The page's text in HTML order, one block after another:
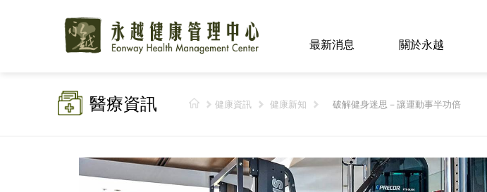
最新消息 關於永越
醫療資訊 健康資訊 健康新知 破解健身迷思－讓運動事半功倍